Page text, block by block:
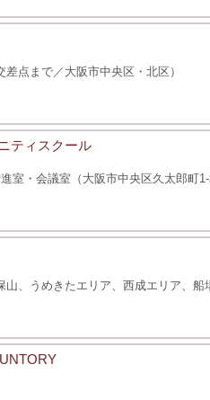
点まで／大阪市中央区・北区）
ティスクール
・会議室（大阪市中央区久太郎町1-
、うめきたエリア、西成エリア、